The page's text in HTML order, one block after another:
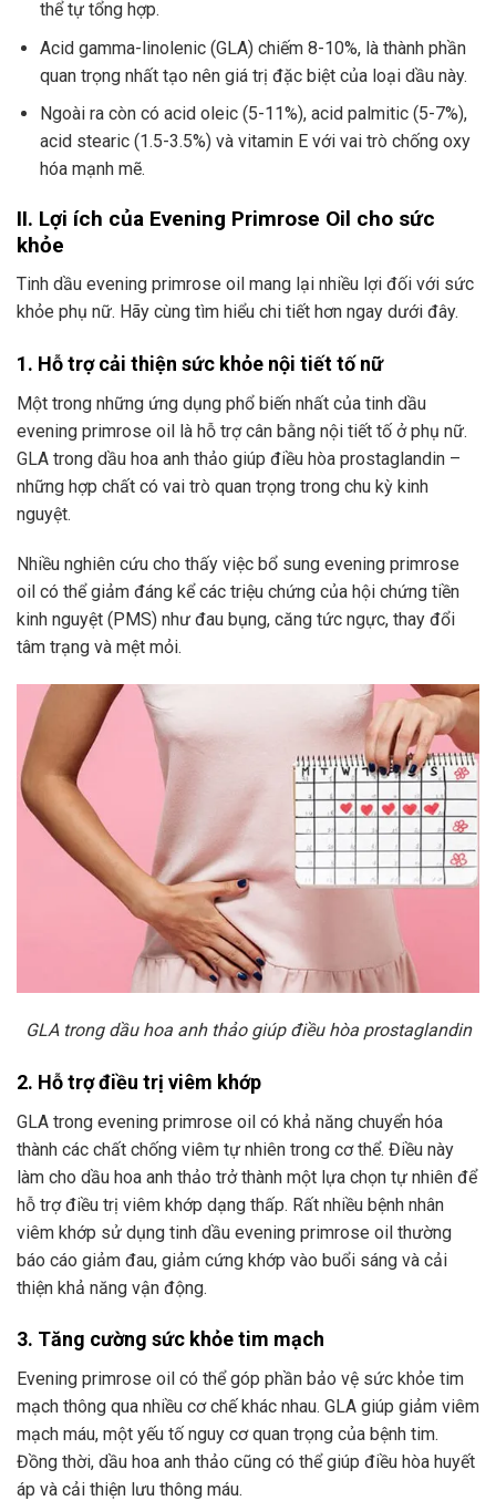
thể tự tổng hợp.
Acid gamma-linolenic (GLA) chiếm 8-10%, là thành phần
quan trọng nhất tạo nên giá trị đặc biệt của loại dầu này.
Ngoài ra còn có acid oleic (5-11%), acid palmitic (5-7%),
acid stearic (1.5-3.5%) và vitamin E với vai trò chống oxy
hóa mạnh mẽ.
II. Lợi ích của Evening Primrose Oil cho sức
khỏe
Tinh dầu evening primrose oil mang lại nhiều lợi đối với sức
khỏe phụ nữ. Hãy cùng tìm hiểu chi tiết hơn ngay dưới đây.
1. Hỗ trợ cải thiện sức khỏe nội tiết tố nữ
Một trong những ứng dụng phổ biến nhất của tinh dầu
evening primrose oil là hỗ trợ cân bằng nội tiết tố ở phụ nữ.
GLA trong dầu hoa anh thảo giúp điều hòa prostaglandin –
những hợp chất có vai trò quan trọng trong chu kỳ kinh
nguyệt.
Nhiều nghiên cứu cho thấy việc bổ sung evening primrose
oil có thể giảm đáng kể các triệu chứng của hội chứng tiền
kinh nguyệt (PMS) như đau bụng, căng tức ngực, thay đổi
tâm trạng và mệt mỏi.
GLA trong dầu hoa anh thảo giúp điều hòa prostaglandin
2. Hỗ trợ điều trị viêm khớp
GLA trong evening primrose oil có khả năng chuyển hóa
thành các chất chống viêm tự nhiên trong cơ thể. Điều này
làm cho dầu hoa anh thảo trở thành một lựa chọn tự nhiên để
hỗ trợ điều trị viêm khớp dạng thấp. Rất nhiều bệnh nhân
viêm khớp sử dụng tinh dầu evening primrose oil thường
báo cáo giảm đau, giảm cứng khớp vào buổi sáng và cải
thiện khả năng vận động.
3. Tăng cường sức khỏe tim mạch
Evening primrose oil có thể góp phần bảo vệ sức khỏe tim
mạch thông qua nhiều cơ chế khác nhau. GLA giúp giảm viêm
mạch máu, một yếu tố nguy cơ quan trọng của bệnh tim.
Đồng thời, dầu hoa anh thảo cũng có thể giúp điều hòa huyết
áp và cải thiện lưu thông máu.